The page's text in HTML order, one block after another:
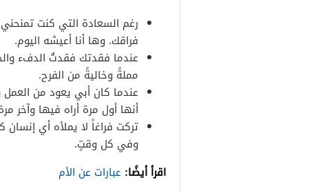
رغم السعادة التي كنت
فراقك. وها أنا أعيشه اليوم.
عندما فقدتك فقدتُ الدفء
مملةً وخاليةً من الفرح.
عندما كان أبي يعود من
أنها أول مرة أراه فيها وآخر
تركت فراغاً لا يملأه أي
وفي كل وقتٍ.
اقرأ أيضًا: عبارات عن الأم